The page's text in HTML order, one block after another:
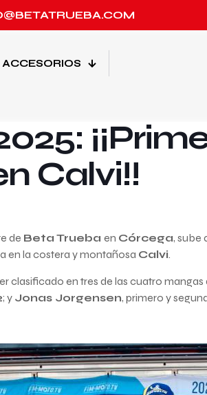
Calvi!!
de Beta Truebaen Córcega, sube
en la costera y montañosa Calvi.
clasificado en tres de las cuatro
; y Jonas Jorgensen, primero y